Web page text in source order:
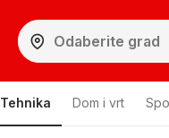
Tehnika Dom i vrt